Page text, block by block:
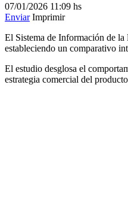
07/01/2026 11:09 hs
Enviar Imprimir
El Sistema de Información de
estableciendo un comparativo
El estudio desglosa el
estrategia comercial del